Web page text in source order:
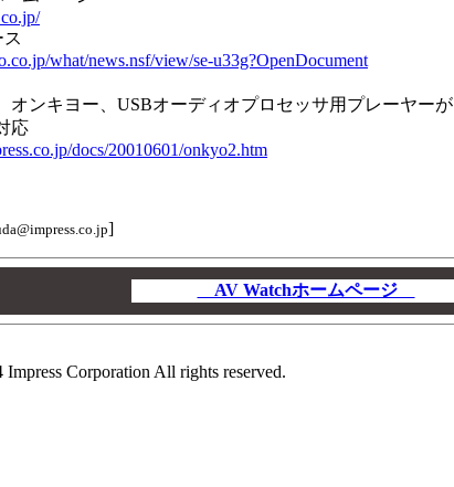
what/news.nsf/view/se-u33g?OpenDocument
オンキヨー、USBオーディオプロセッサ用プレーヤーが
応
docs/20010601/onkyo2.htm
]
AV Watchホームページ
Corporation All rights reserved.